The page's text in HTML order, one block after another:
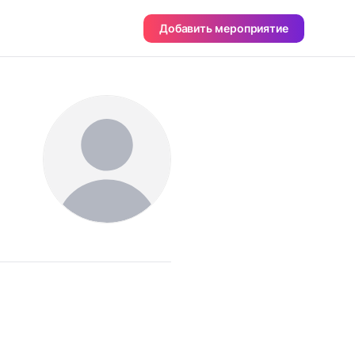
Добавить мероприятие